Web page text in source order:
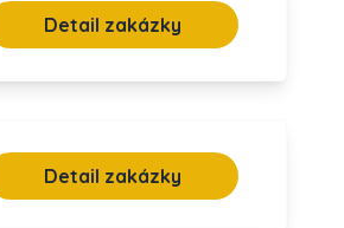
Detail zakázky
Detail zakázky